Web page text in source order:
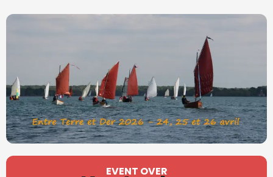
Öffnungszeiten & Kontaktdaten
EVENT OVER